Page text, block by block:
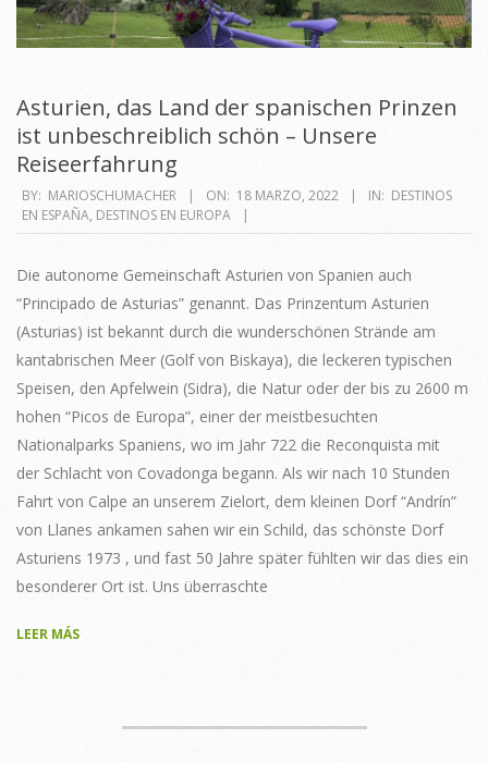
Asturien, das Land der spanischen Prinzen
ist unbeschreiblich schön – Unsere
Reiseerfahrung
2022-
03-
BY: MARIOSCHUMACHER ON: 18 MARZO, 2022 IN: DESTINOS
EN ESPAÑA, DESTINOS EN EUROPA
Die autonome Gemeinschaft Asturien von Spanien auch
“Principado de Asturias” genannt. Das Prinzentum Asturien
(Asturias) ist bekannt durch die wunderschönen Strände am
kantabrischen Meer (Golf von Biskaya), die leckeren typischen
Speisen, den Apfelwein (Sidra), die Natur oder der bis zu 2600 m
hohen “Picos de Europa”, einer der meistbesuchten
Nationalparks Spaniens, wo im Jahr 722 die Reconquista mit
der Schlacht von Covadonga begann. Als wir nach 10 Stunden
Fahrt von Calpe an unserem Zielort, dem kleinen Dorf “Andrín”
von Llanes ankamen sahen wir ein Schild, das schönste Dorf
Asturiens 1973 , und fast 50 Jahre später fühlten wir das dies ein
besonderer Ort ist. Uns überraschte
LEER MÁS